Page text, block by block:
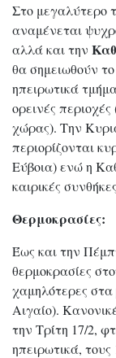
Στο μεγαλύτερο
αναμένεται
αλλά και την
θα σημειωθούν
ηπειρωτικά
ορεινές περιοχές
χώρας). Την
περιορίζονται
Εύβοια) ενώ η
καιρικές
Θερμοκρασίες:
Έως και την
θερμοκρασίες
χαμηλότερες στα
Αιγαίο).
την Τρίτη 17/2,
ηπειρωτικά,